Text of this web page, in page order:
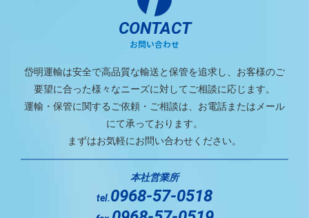
CONTACT
お問い合わせ
岱明運輸は安全で高品質な輸送と保管を追求し、お客様のご
要望に合った様々なニーズに対してご相談に応じます。
運輸・保管に関するご依頼・ご相談は、お電話またはメール
にて承っております。
まずはお気軽にお問い合わせください。
本社営業所
tel.0968-57-0518